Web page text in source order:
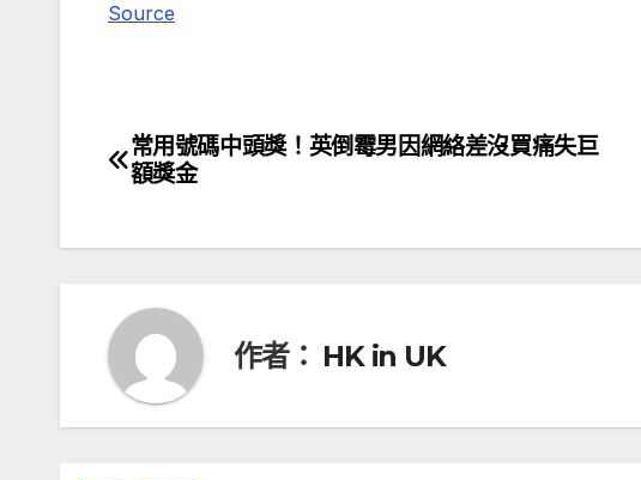
Source
文
導
覽
常用號碼中頭獎！英倒霉男因網絡差沒買痛失巨
額獎金
作者： HK in UK